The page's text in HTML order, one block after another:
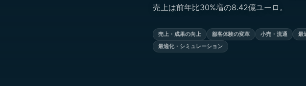
売上は前年比30%増の8.42億ユーロ。
売上・成果の向上 顧客体験の変革 小売・流通 最
最適化・シミュレーション